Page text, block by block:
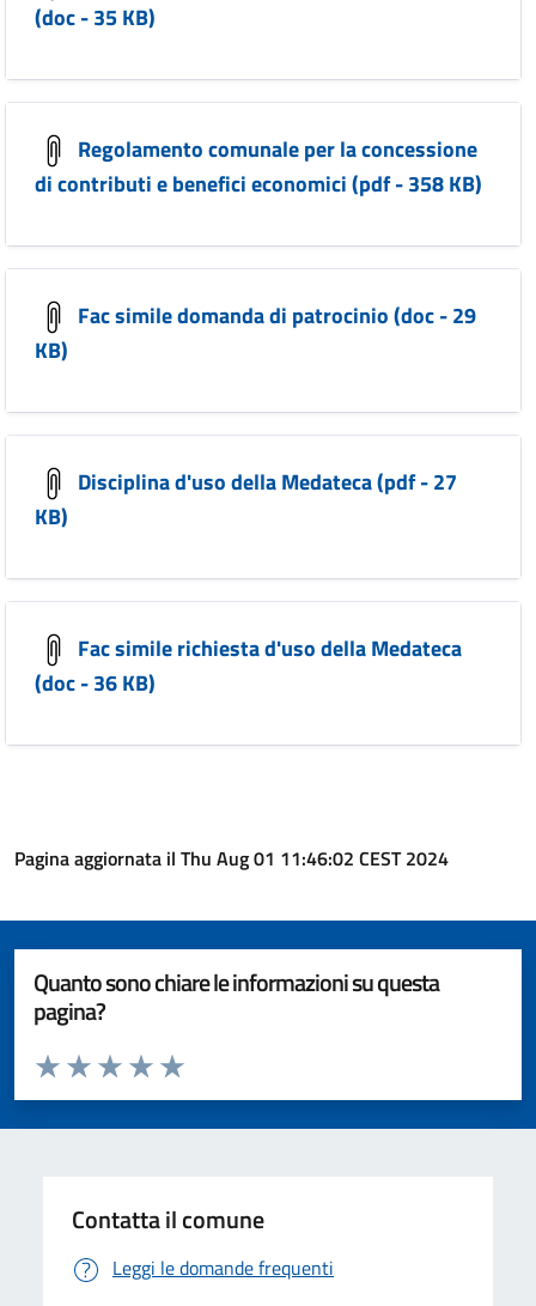
(doc - 35 KB)
Regolamento comunale per la concessione
di contributi e benefici economici (pdf - 358 KB)
Fac simile domanda di patrocinio (doc - 29
KB)
Disciplina d'uso della Medateca (pdf - 27
KB)
Fac simile richiesta d'uso della Medateca
(doc - 36 KB)
Pagina aggiornata il Thu Aug 01 11:46:02 CEST 2024
Quanto sono chiare le informazioni su questa
pagina?
Valuta da 1 a 5 stelle la pagina
Valuta 5 stelle su 5
Valuta 4 stelle su 5
Valuta 3 stelle su 5
Valuta 2 stelle su 5
Valuta 1 stelle su 5
Contatta il comune
Leggi le domande frequenti